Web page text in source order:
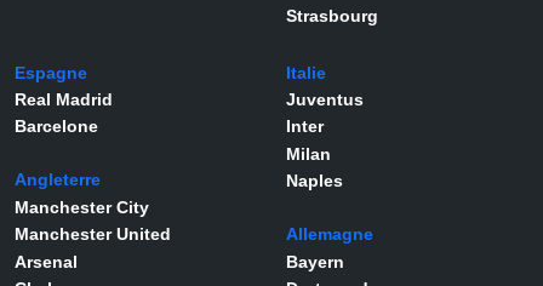
Strasbourg
Espagne
Real Madrid
Barcelone
Angleterre
Manchester City
Manchester United
Arsenal
Italie
Juventus
Inter
Milan
Naples
Allemagne
Bayern